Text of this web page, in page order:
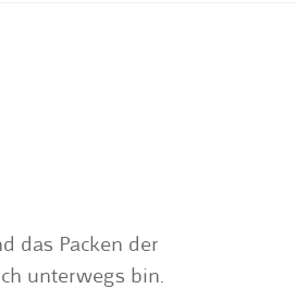
das Packen der
unterwegs bin.